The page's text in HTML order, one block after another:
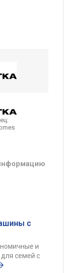
с
и
семей с